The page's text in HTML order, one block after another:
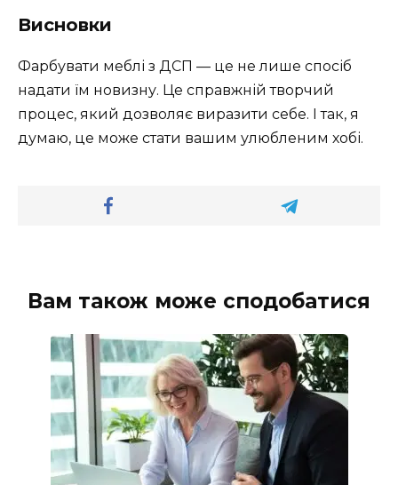
Висновки
Фарбувати меблі з ДСП — це не лише спосіб
надати їм новизну. Це справжній творчий
процес, який дозволяє виразити себе. І так, я
думаю, це може стати вашим улюбленим хобі.
Вам також може сподобатися